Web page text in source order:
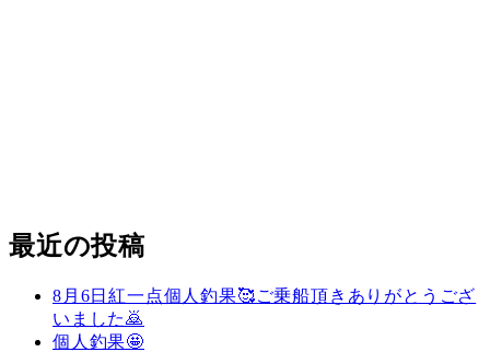
最近の投稿
8月6日紅一点個人釣果🥰ご乗船頂きありがとうござ
いました🙇
個人釣果🤩